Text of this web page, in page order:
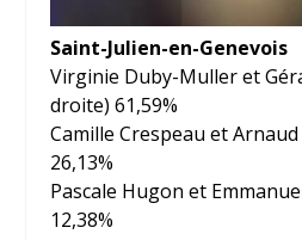
Saint-Julien-en-Genevois
Virginie Duby-Muller et
droite) 61,59%
Camille Crespeau et Arnaud
26,13%
Pascale Hugon et
12,38%